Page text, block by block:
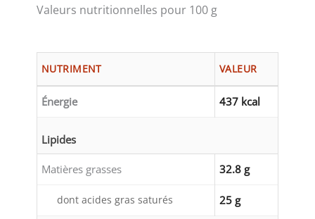
Valeurs nutritionnelles pour 100 g
NUTRIMENT VALEUR
Énergie 437 kcal
Lipides
Matières grasses 32.8 g
dont acides gras saturés 25 g